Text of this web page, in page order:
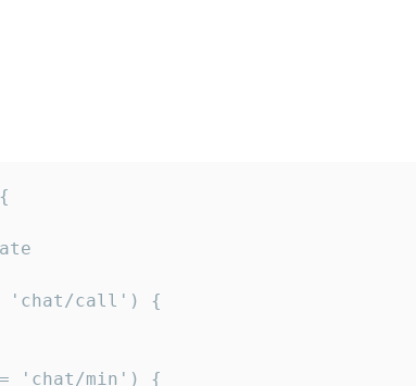
'chat/call') {
'chat/min') {